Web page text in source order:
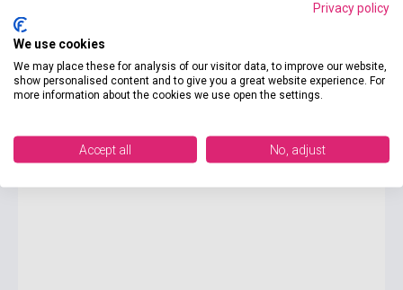
4 350 Ft
Készlet: 1-10 darab
Privacy policy
We use cookies
We may place these for analysis of our visitor data, to improve our website,
show personalised content and to give you a great website experience. For
more information about the cookies we use open the settings.
Accept all No, adjust